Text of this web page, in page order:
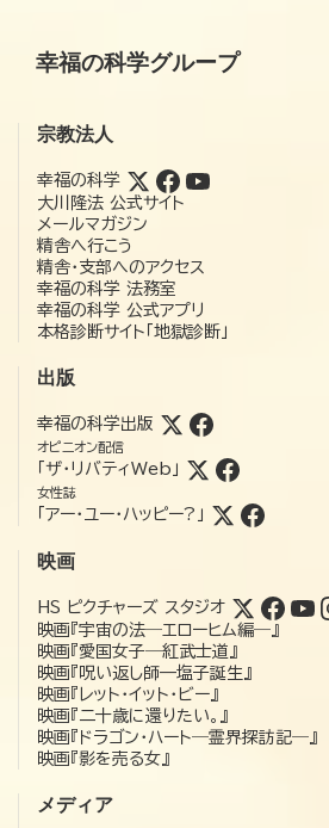
幸福の科学グループ
宗教法人
幸福の科学
大川隆法 公式サイト
メールマガジン
精舎へ行こう
精舎・支部へのアクセス
幸福の科学 法務室
幸福の科学 公式アプリ
本格診断サイト「地獄診断」
出版
幸福の科学出版
オピニオン配信
「ザ・リバティWeb」
女性誌
「アー・ユー・ハッピー?」
映画
HS ピクチャーズ スタジオ
映画『宇宙の法―エローヒム編―』
映画『愛国女子―紅武士道』
映画『呪い返し師—塩子誕生』
映画『レット・イット・ビー』
映画『二十歳に還りたい。』
映画『ドラゴン・ハート―霊界探訪記―』
映画『影を売る女』
メディア